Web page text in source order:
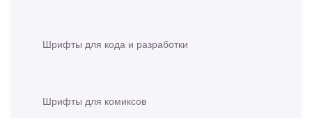
Шрифты для кода и разработки
Шрифты для комиксов